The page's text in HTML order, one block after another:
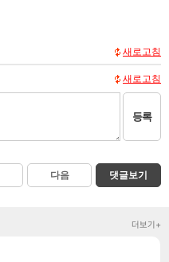
새로고침
새로고침
등록
다음 댓글보기
더보기+